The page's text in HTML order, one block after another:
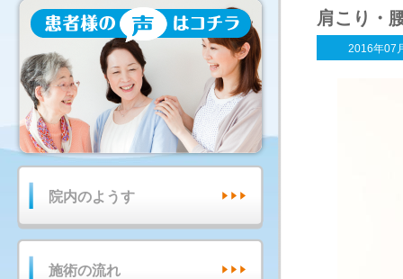
肩こり・
2016年07
院内のようす
施術の流れ